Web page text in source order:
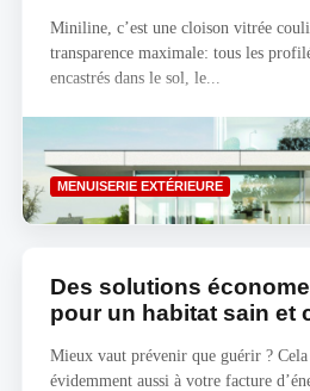
Miniline, c’est une cloison vitrée
transparence maximale: tous les
encastrés dans le sol, le...
MENUISERIE EXTÉRIEURE
Des solutions
pour un habitat sain et
Mieux vaut prévenir que guérir ? Cela
évidemment aussi à votre facture